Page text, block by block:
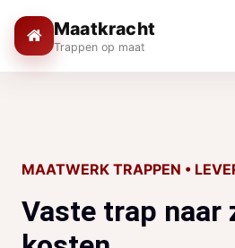
Maatkracht
Trappen op maat
MAATWERK TRAPPEN •
Vaste trap naar